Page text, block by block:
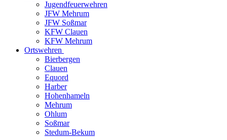
Jugendfeuerwehren
JFW Mehrum
JFW Soßmar
KFW Clauen
KFW Mehrum
Ortswehren
Bierbergen
Clauen
Equord
Harber
Hohenhameln
Mehrum
Ohlum
Soßmar
Stedum-Bekum